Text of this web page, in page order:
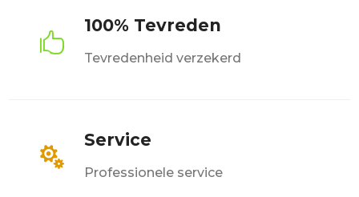

100% Tevreden
Tevredenheid verzekerd

Service
Professionele service